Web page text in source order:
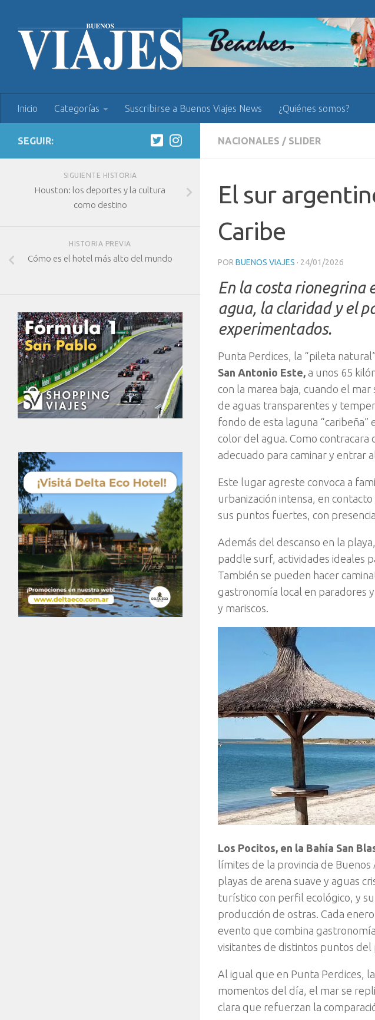
Inicio Categorías Suscribirse a Buenos Viajes News ¿Quiénes somos?
NACIONALES / SLIDER
El sur
Caribe
POR BUENOS VIAJES · 24/01/2026
En la costa rionegrina
agua, la claridad y el
experimentados.
Punta Perdices, la “pileta
San Antonio Este, a unos 65
con la marea baja, cuando el
de aguas transparentes y
fondo de esta laguna “caribeña”
color del agua. Como contracara
adecuado para caminar y entrar
Este lugar agreste convoca a
urbanización intensa, en
sus puntos fuertes, con
Además del descanso en la playa,
paddle surf, actividades ideales
También se pueden hacer
gastronomía local en paradores
y mariscos.
Los Pocitos, en la Bahía San
límites de la provincia de
playas de arena suave y aguas
turístico con perfil ecológico, y
producción de ostras. Cada
evento que combina
visitantes de distintos puntos del
Al igual que en Punta Perdices,
momentos del día, el mar se
clara que refuerzan la
SEGUIR:
SIGUIENTE HISTORIA
Houston: los deportes y la cultura
como destino
HISTORIA PREVIA
Cómo es el hotel más alto del mundo